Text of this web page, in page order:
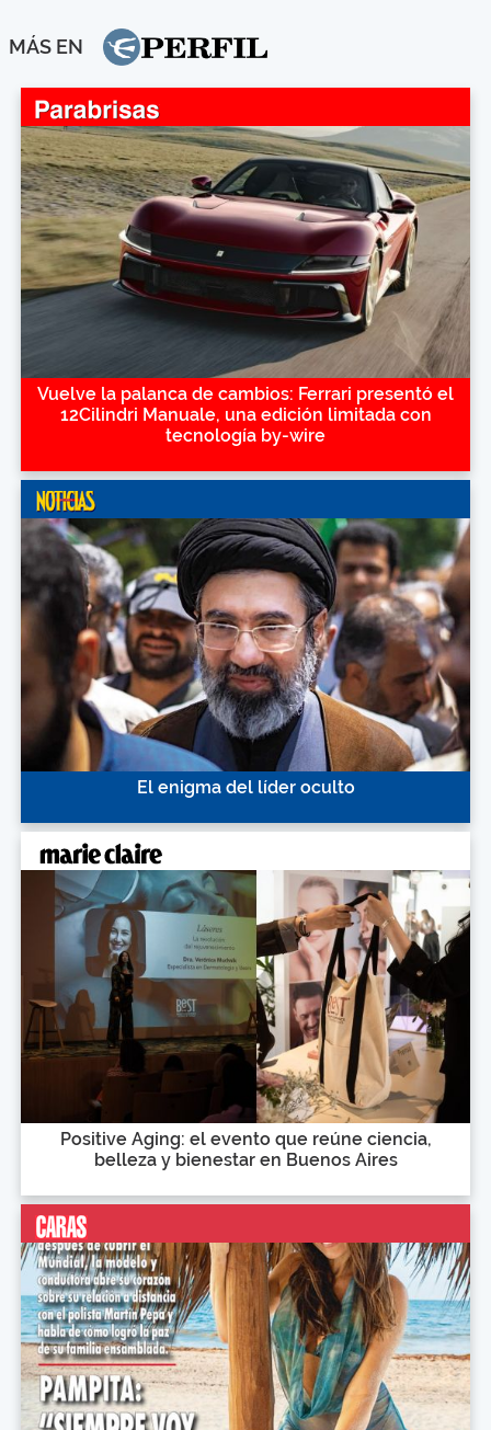
MÁS EN
Vuelve la palanca de cambios: Ferrari presentó el
12Cilindri Manuale, una edición limitada con
tecnología by-wire
El enigma del líder oculto
Positive Aging: el evento que reúne ciencia,
belleza y bienestar en Buenos Aires